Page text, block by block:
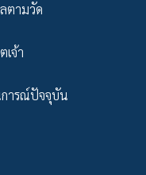
ตามวัด
จ้า
ารณ์ปัจจุบัน